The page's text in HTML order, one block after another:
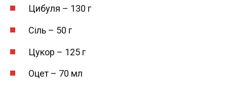
Цибуля – 130 г
Сіль – 50 г
Цукор – 125 г
Оцет – 70 мл